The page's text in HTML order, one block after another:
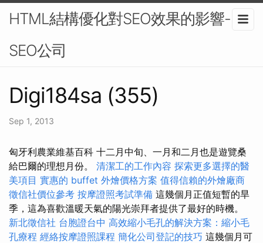
HTML結構優化對SEO效果的影響-
SEO公司
Digi184sa (355)
Sep 1, 2013
匈牙利農業維基百科 十二月中旬、一月和二月也是遊覽桑
給巴爾的理想月份。 清潔工的工作內容 探索更多選擇的醫
美項目 實惠的 buffet 外燴價格方案 值得信賴的外燴廠商
徵信社價位參考 按摩證照考試準備 這幾個月正值短暫的旱
季，這為喜歡溫暖天氣的陽光崇拜者提供了最好的時機。
新北徵信社 台胞證台中 高效縮小毛孔的解決方案：縮小毛
孔療程 經絡按摩證照課程 簡化公司登記的技巧 這幾個月可